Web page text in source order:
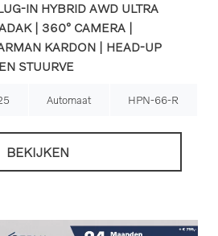
IN HYBRID AWD ULTRA
| 360° CAMERA |
KARDON | HEAD-UP
STUURVE
Automaat HPN-66-R
BEKIJKEN